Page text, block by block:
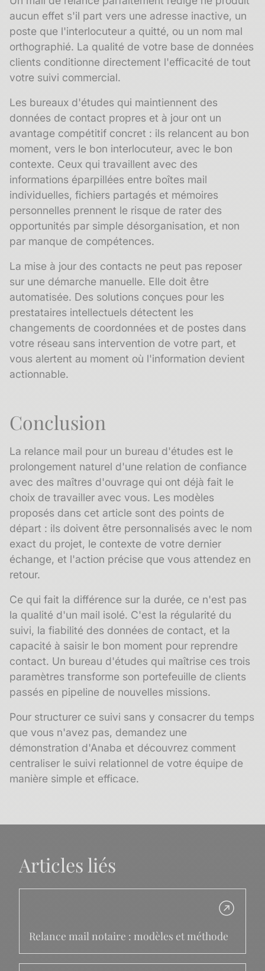
aucun effet s'il part vers une adresse inactive, un
poste que l'interlocuteur a quitté, ou un nom mal
orthographié. La qualité de votre base de données
clients conditionne directement l'efficacité de tout
votre suivi commercial.
Les bureaux d'études qui maintiennent des
données de contact propres et à jour ont un
avantage compétitif concret : ils relancent au bon
moment, vers le bon interlocuteur, avec le bon
contexte. Ceux qui travaillent avec des
informations éparpillées entre boîtes mail
individuelles, fichiers partagés et mémoires
personnelles prennent le risque de rater des
opportunités par simple désorganisation, et non
par manque de compétences.
La mise à jour des contacts ne peut pas reposer
sur une démarche manuelle. Elle doit être
automatisée. Des solutions conçues pour les
prestataires intellectuels détectent les
changements de coordonnées et de postes dans
votre réseau sans intervention de votre part, et
vous alertent au moment où l'information devient
actionnable.
Conclusion
La relance mail pour un bureau d'études est le
prolongement naturel d'une relation de confiance
avec des maîtres d'ouvrage qui ont déjà fait le
choix de travailler avec vous. Les modèles
proposés dans cet article sont des points de
départ : ils doivent être personnalisés avec le nom
exact du projet, le contexte de votre dernier
échange, et l'action précise que vous attendez en
retour.
Ce qui fait la différence sur la durée, ce n'est pas
la qualité d'un mail isolé. C'est la régularité du
suivi, la fiabilité des données de contact, et la
capacité à saisir le bon moment pour reprendre
contact. Un bureau d'études qui maîtrise ces trois
paramètres transforme son portefeuille de clients
passés en pipeline de nouvelles missions.
Pour structurer ce suivi sans y consacrer du temps
que vous n'avez pas, demandez une
démonstration d'Anaba et découvrez comment
centraliser le suivi relationnel de votre équipe de
manière simple et efficace.
Articles liés
Relance mail notaire : modèles et méthode